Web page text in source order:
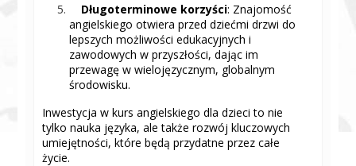
Długoterminowe korzyści: Znajomość
angielskiego otwiera przed dziećmi drzwi do
lepszych możliwości edukacyjnych i
zawodowych w przyszłości, dając im
przewagę w wielojęzycznym, globalnym
środowisku.
Inwestycja w kurs angielskiego dla dzieci to nie
tylko nauka języka, ale także rozwój kluczowych
umiejętności, które będą przydatne przez całe
życie.